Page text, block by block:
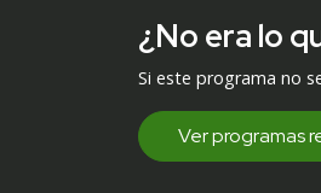
¿No era lo
Si este programa no
Ver programas